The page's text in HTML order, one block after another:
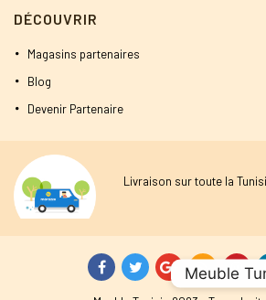
DÉCOUVRIR
Magasins partenaires
Blog
Devenir Partenaire
Livraison sur toute la
Meuble